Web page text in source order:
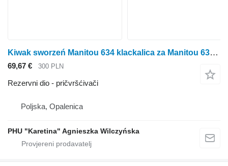
Kiwak sworzeń Manitou 634 klackalica za Manitou 634 poljoprivrednog utovarivača
69,67 € 300 PLN
Rezervni dio - pričvršćivači
Poljska, Opalenica
PHU "Karetina" Agnieszka Wilczyńska